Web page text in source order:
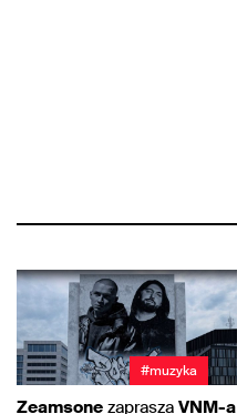
#muzyka
Zeamsone zaprasza VNM-a